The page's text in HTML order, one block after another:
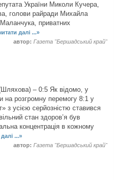
України Миколи Кучера,
голови райради Михайла
приватних
далі ...»
автор: Газета "Бершадський край"
– 0:5 Як відомо, у
на розгромну перемогу 8:1 у
з усією серйозністю ставився
стан здоров’я був
концентрація в кожному
...»
автор: Газета "Бершадський край"